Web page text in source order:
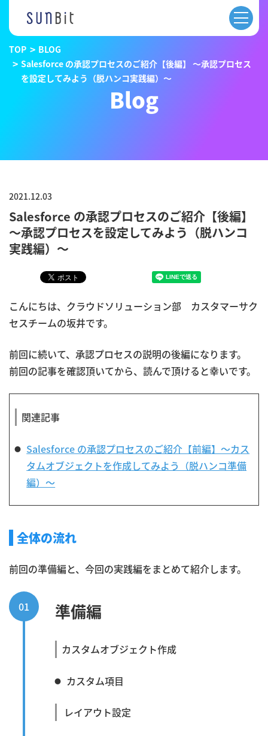
Blog
2021.12.03
Salesforce の承認プロセスのご紹介【後編】
〜承認プロセスを設定してみよう（脱ハンコ
実践編）〜
こんにちは、クラウドソリューション部 カスタマーサク
セスチームの坂井です。
前回に続いて、承認プロセスの説明の後編になります。
前回の記事を確認頂いてから、読んで頂けると幸いです。
関連記事
Salesforce の承認プロセスのご紹介【前編】〜カス
タムオブジェクトを作成してみよう（脱ハンコ準備
編）〜
全体の流れ
前回の準備編と、今回の実践編をまとめて紹介します。
01 準備編
カスタムオブジェクト作成
カスタム項目
レイアウト設定
TOP
BLOG
Salesforce の承認プロセスのご紹介【後編】 〜承認プロセス
を設定してみよう（脱ハンコ実践編）〜